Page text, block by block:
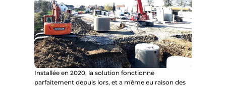
Installée en 2020, la solution fonctionne
parfaitement depuis lors, et a même eu raison des